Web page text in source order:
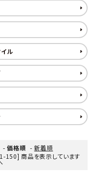
ル
-価格順 -新着順
商品を表示しています